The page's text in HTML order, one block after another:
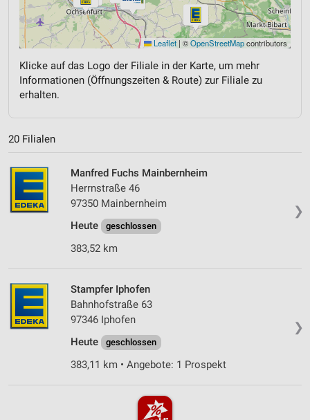
Leaflet | ©OpenStreetMapcontributors
Klicke auf das Logo der Filiale in der Karte, um mehr
Informationen (Öffnungszeiten & Route) zur Filiale zu
erhalten.
20 Filialen
❯
Manfred Fuchs Mainbernheim
Herrnstraße 46
97350 Mainbernheim
Heute
geschlossen
383,52 km
❯
Stampfer Iphofen
Bahnhofstraße 63
97346 Iphofen
Heute
geschlossen
383,11 km • Angebote: 1 Prospekt